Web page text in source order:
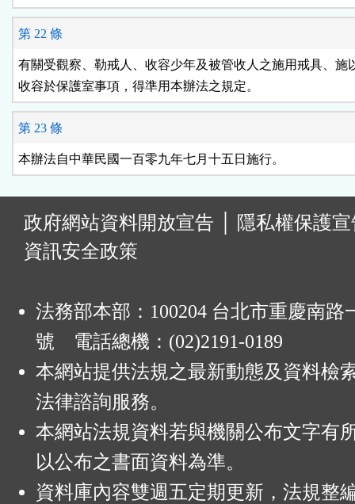
第 22 條
有關受觀察、勒戒人、收容少年及被管收人之施用戒具、施
收容於保護室事項，得準用本辦法之規定。
第 23 條
本辦法自中華民國一百零九年七月十五日施行。
政府網站資料開放宣告
隱私權保護
資訊安全政策
法務部本部：100204 台北市重慶南路
號 電話總機：(02)2191-0189
本網站提供法規之最新動態及資料檢
法律諮詢服務。
本網站法規資料若與機關公布文字有
以公布之書面資料為準。
資料庫內容雙週五定期更新，法規整